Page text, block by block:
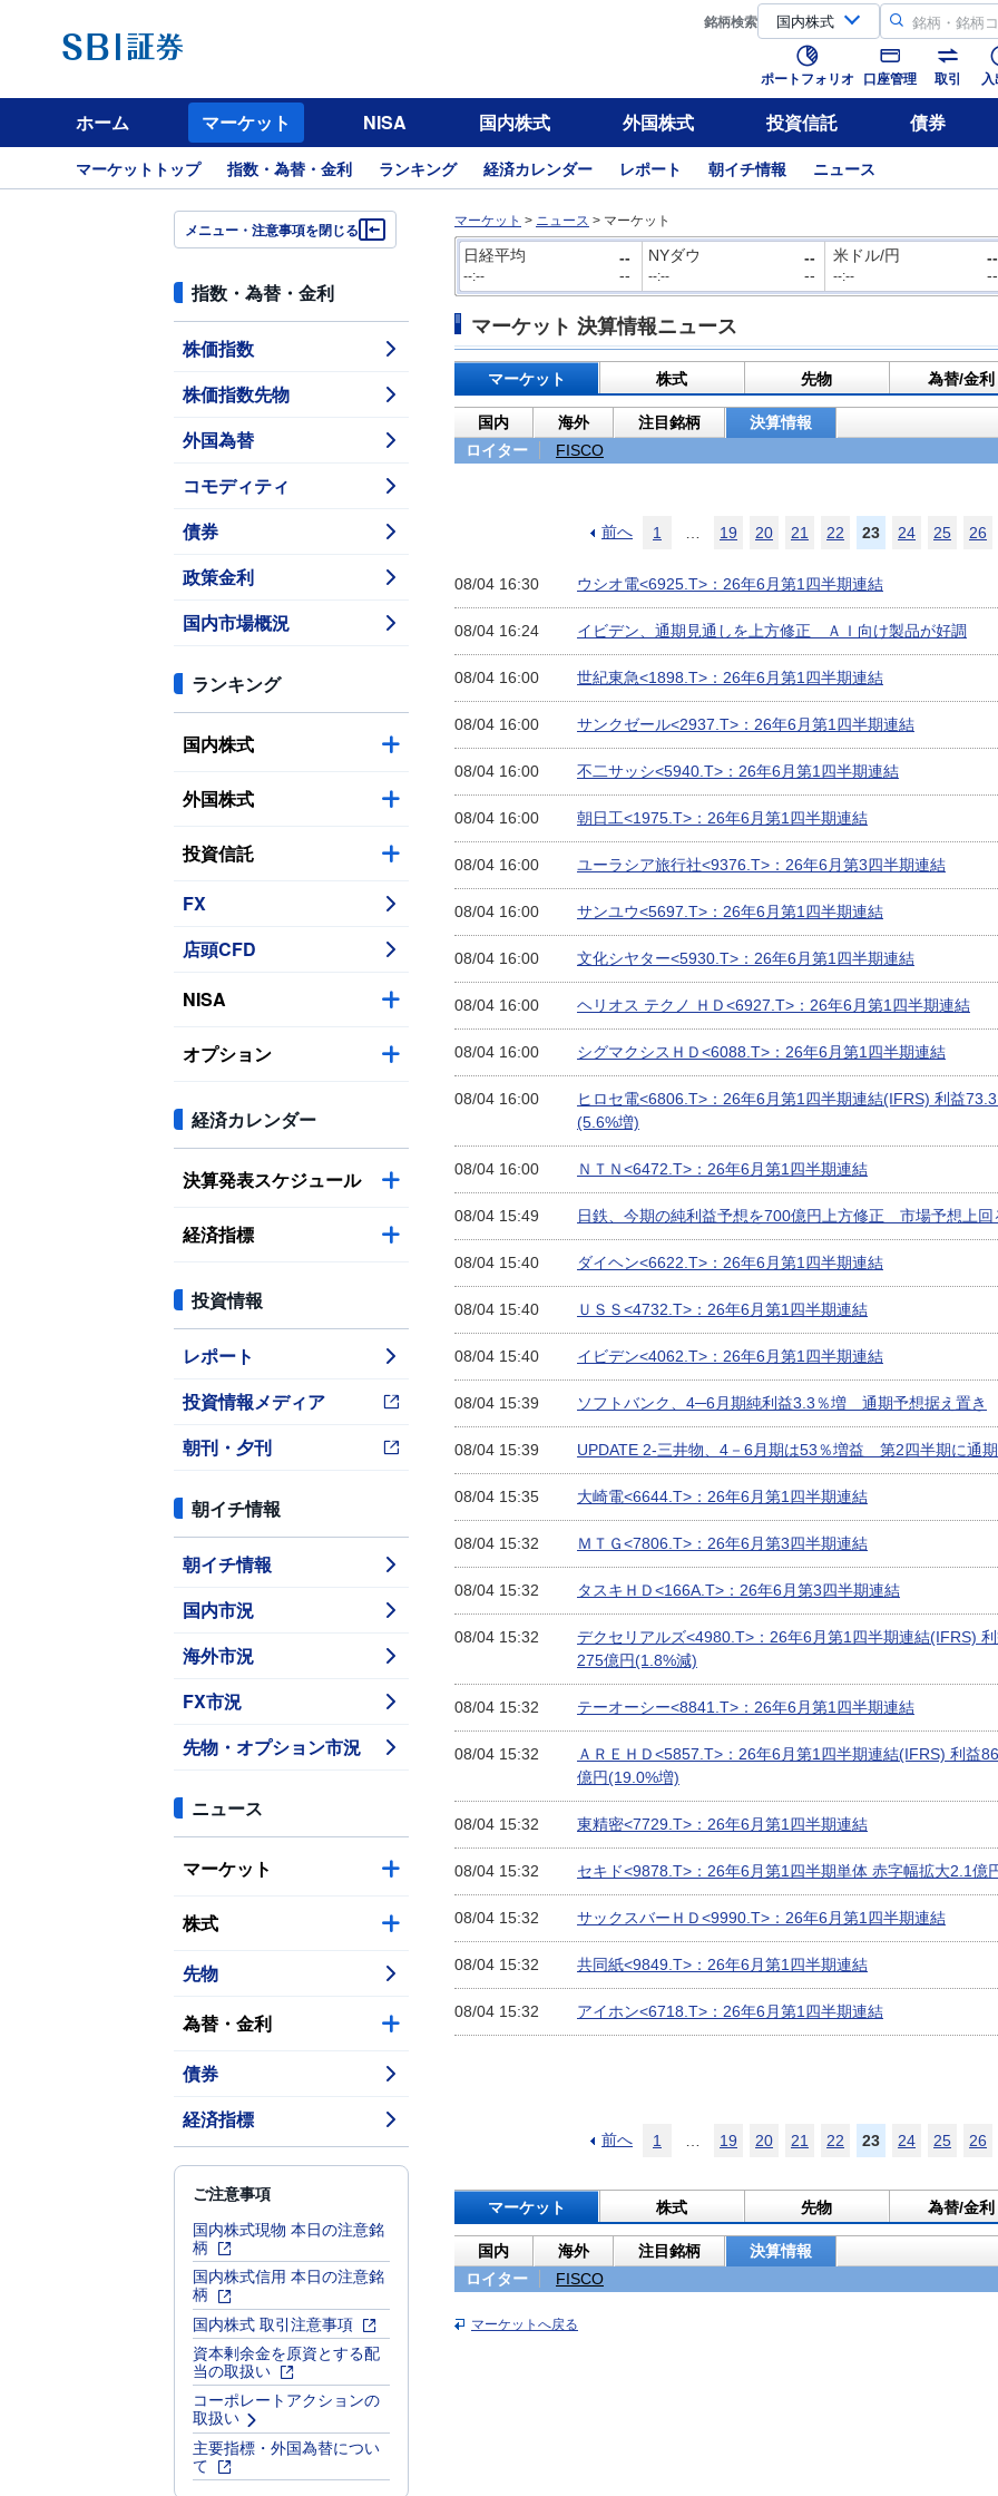
銘柄検索
ポートフォリオ 口座管理 取引
ホーム マーケット NISA 国内株式 外国株式 投資信託 債券
マーケットトップ 指数・為替・金利 ランキング 経済カレンダー レポート 朝イチ情報 ニュース
メニュー・注意事項を閉じる
指数・為替・金利
株価指数
株価指数先物
外国為替
コモディティ
債券
政策金利
国内市場概況
ランキング
国内株式
外国株式
投資信託
FX
店頭CFD
NISA
オプション
経済カレンダー
決算発表スケジュール
経済指標
投資情報
レポート
投資情報メディア
朝刊・夕刊
朝イチ情報
朝イチ情報
国内市況
海外市況
FX市況
先物・オプション市況
ニュース
マーケット
株式
先物
為替・金利
債券
経済指標
ご注意事項
国内株式現物 本日の注意銘
柄
国内株式信用 本日の注意銘
柄
国内株式 取引注意事項
資本剰余金を原資とする配
当の取扱い
コーポレートアクションの
取扱い
主要指標・外国為替につい
て
マーケット > ニュース > マーケット
日経平均
--:--
--
--
NYダウ
--:--
--
--
米ドル/円
--:--
--
--
マーケット 決算情報ニュース
マーケット 株式 先物 為替/金利
国内 海外 注目銘柄
決算情報
ロイター
FISCO
前へ 1 19 20 21 22 23 24 25 26
08/04 16:30 ウシオ電<6925.T>：26年6月第1四半期連結
08/04 16:24 イビデン、通期見通しを上方修正 ＡＩ向け製品が好調
08/04 16:00 世紀東急<1898.T>：26年6月第1四半期連結
08/04 16:00 サンクゼール<2937.T>：26年6月第1四半期連結
08/04 16:00 不二サッシ<5940.T>：26年6月第1四半期連結
08/04 16:00 朝日工<1975.T>：26年6月第1四半期連結
08/04 16:00 ユーラシア旅行社<9376.T>：26年6月第3四半期連結
08/04 16:00 サンユウ<5697.T>：26年6月第1四半期連結
08/04 16:00 文化シヤター<5930.T>：26年6月第1四半期連結
08/04 16:00 ヘリオス テクノ ＨＤ<6927.T>：26年6月第1四半期連結
08/04 16:00 シグマクシスＨＤ<6088.T>：26年6月第1四半期連結
08/04 16:00
ヒロセ電<6806.T>：26年6月第1四半期連結(IFRS) 利益
(5.6%増)
08/04 16:00 ＮＴＮ<6472.T>：26年6月第1四半期連結
08/04 15:49 日鉄、今期の純利益予想を700億円上方修正 市場予想上回
08/04 15:40 ダイヘン<6622.T>：26年6月第1四半期連結
08/04 15:40 ＵＳＳ<4732.T>：26年6月第1四半期連結
08/04 15:40 イビデン<4062.T>：26年6月第1四半期連結
08/04 15:39 ソフトバンク、4─6月期純利益3.3％増 通期予想据え置き
08/04 15:39 UPDATE 2-三井物、4－6月期は53％増益 第2四半期に通
08/04 15:35 大崎電<6644.T>：26年6月第1四半期連結
08/04 15:32 ＭＴＧ<7806.T>：26年6月第3四半期連結
08/04 15:32 タスキＨＤ<166A.T>：26年6月第3四半期連結
08/04 15:32
デクセリアルズ<4980.T>：26年6月第1四半期連結(IFRS)
275億円(1.8%減)
08/04 15:32 テーオーシー<8841.T>：26年6月第1四半期連結
08/04 15:32
ＡＲＥＨＤ<5857.T>：26年6月第1四半期連結(IFRS) 利益
億円(19.0%増)
08/04 15:32 東精密<7729.T>：26年6月第1四半期連結
08/04 15:32 セキド<9878.T>：26年6月第1四半期単体 赤字幅拡大2.1億
08/04 15:32 サックスバーＨＤ<9990.T>：26年6月第1四半期連結
08/04 15:32 共同紙<9849.T>：26年6月第1四半期連結
08/04 15:32 アイホン<6718.T>：26年6月第1四半期連結
前へ 1 19 20 21 22 23 24 25 26
マーケット 株式 先物 為替/金利
国内 海外 注目銘柄
決算情報
ロイター
FISCO
マーケットへ戻る